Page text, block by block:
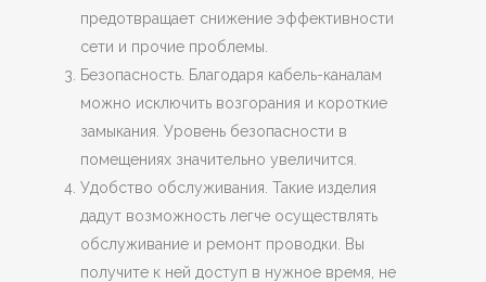
предотвращает снижение эффективности
сети и прочие проблемы.
Безопасность. Благодаря кабель-каналам
можно исключить возгорания и короткие
замыкания. Уровень безопасности в
помещениях значительно увеличится.
Удобство обслуживания. Такие изделия
дадут возможность легче осуществлять
обслуживание и ремонт проводки. Вы
получите к ней доступ в нужное время, не